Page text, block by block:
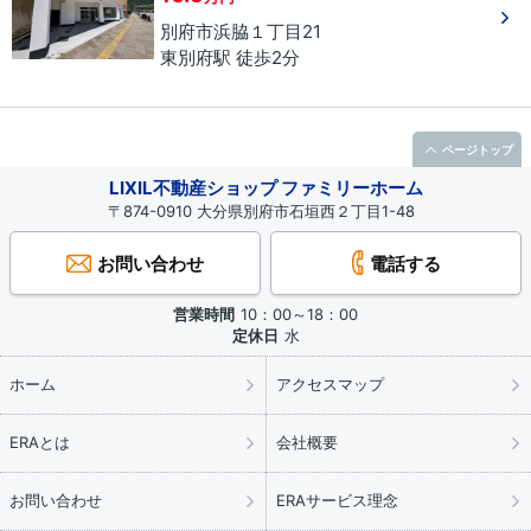
別府市浜脇 １丁目 21
東別府駅 徒歩2分
LIXIL不動産ショップ ファミリーホーム
〒874-0910 大分県別府市石垣西２丁目1-48
お問い合わせ 電話する
営業時間 10：00～18：00
定休日 水
ホーム アクセスマップ
ERAとは 会社概要
お問い合わせ ERAサービス理念
ページトップ